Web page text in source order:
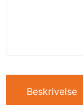
Beskrivelse